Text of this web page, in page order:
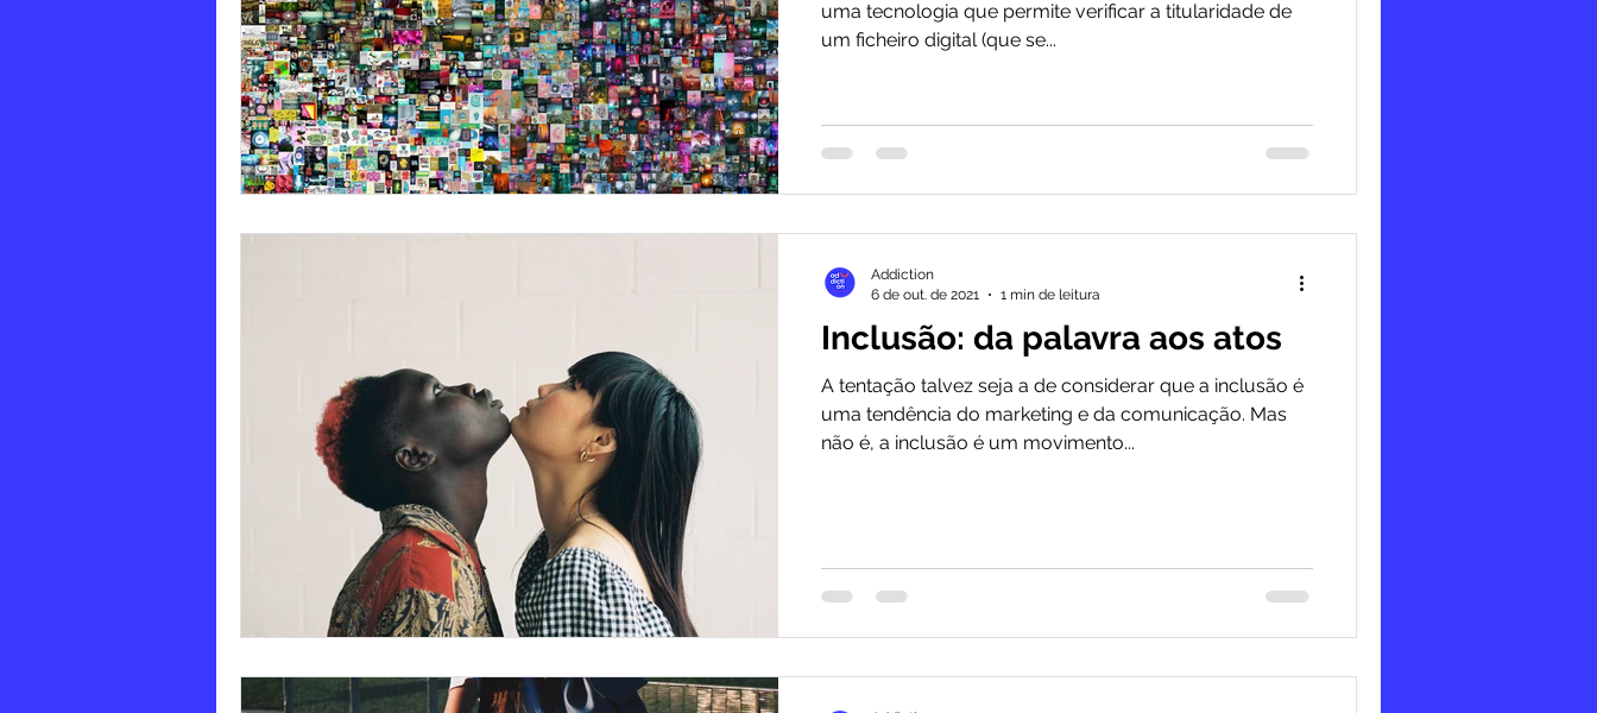
uma tecnologia que permite verificar a titularidade de
um ficheiro digital (que se...
Inclusão: da palavra aos atos
A tentação talvez seja a de considerar que a inclusão é
uma tendência do marketing e da comunicação. Mas
não é, a inclusão é um movimento...
Addiction
6 de out. de 2021
1 min de leitura